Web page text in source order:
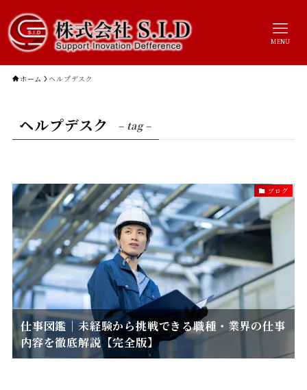
MENU
ホーム ヘルプデスク
ヘルプデスク – tag –
ブログ
仕事図鑑｜未経験から挑戦できる職種・業界の仕事
内容を徹底解説【完全版】